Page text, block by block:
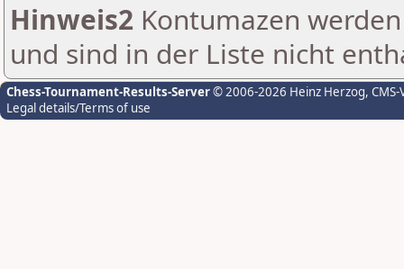
Hinweis2 Kontumazen
und sind in der Liste nicht
Chess-Tournament-Results-Server© 2006-2026 Heinz Herzog,
Legal details/Terms of use